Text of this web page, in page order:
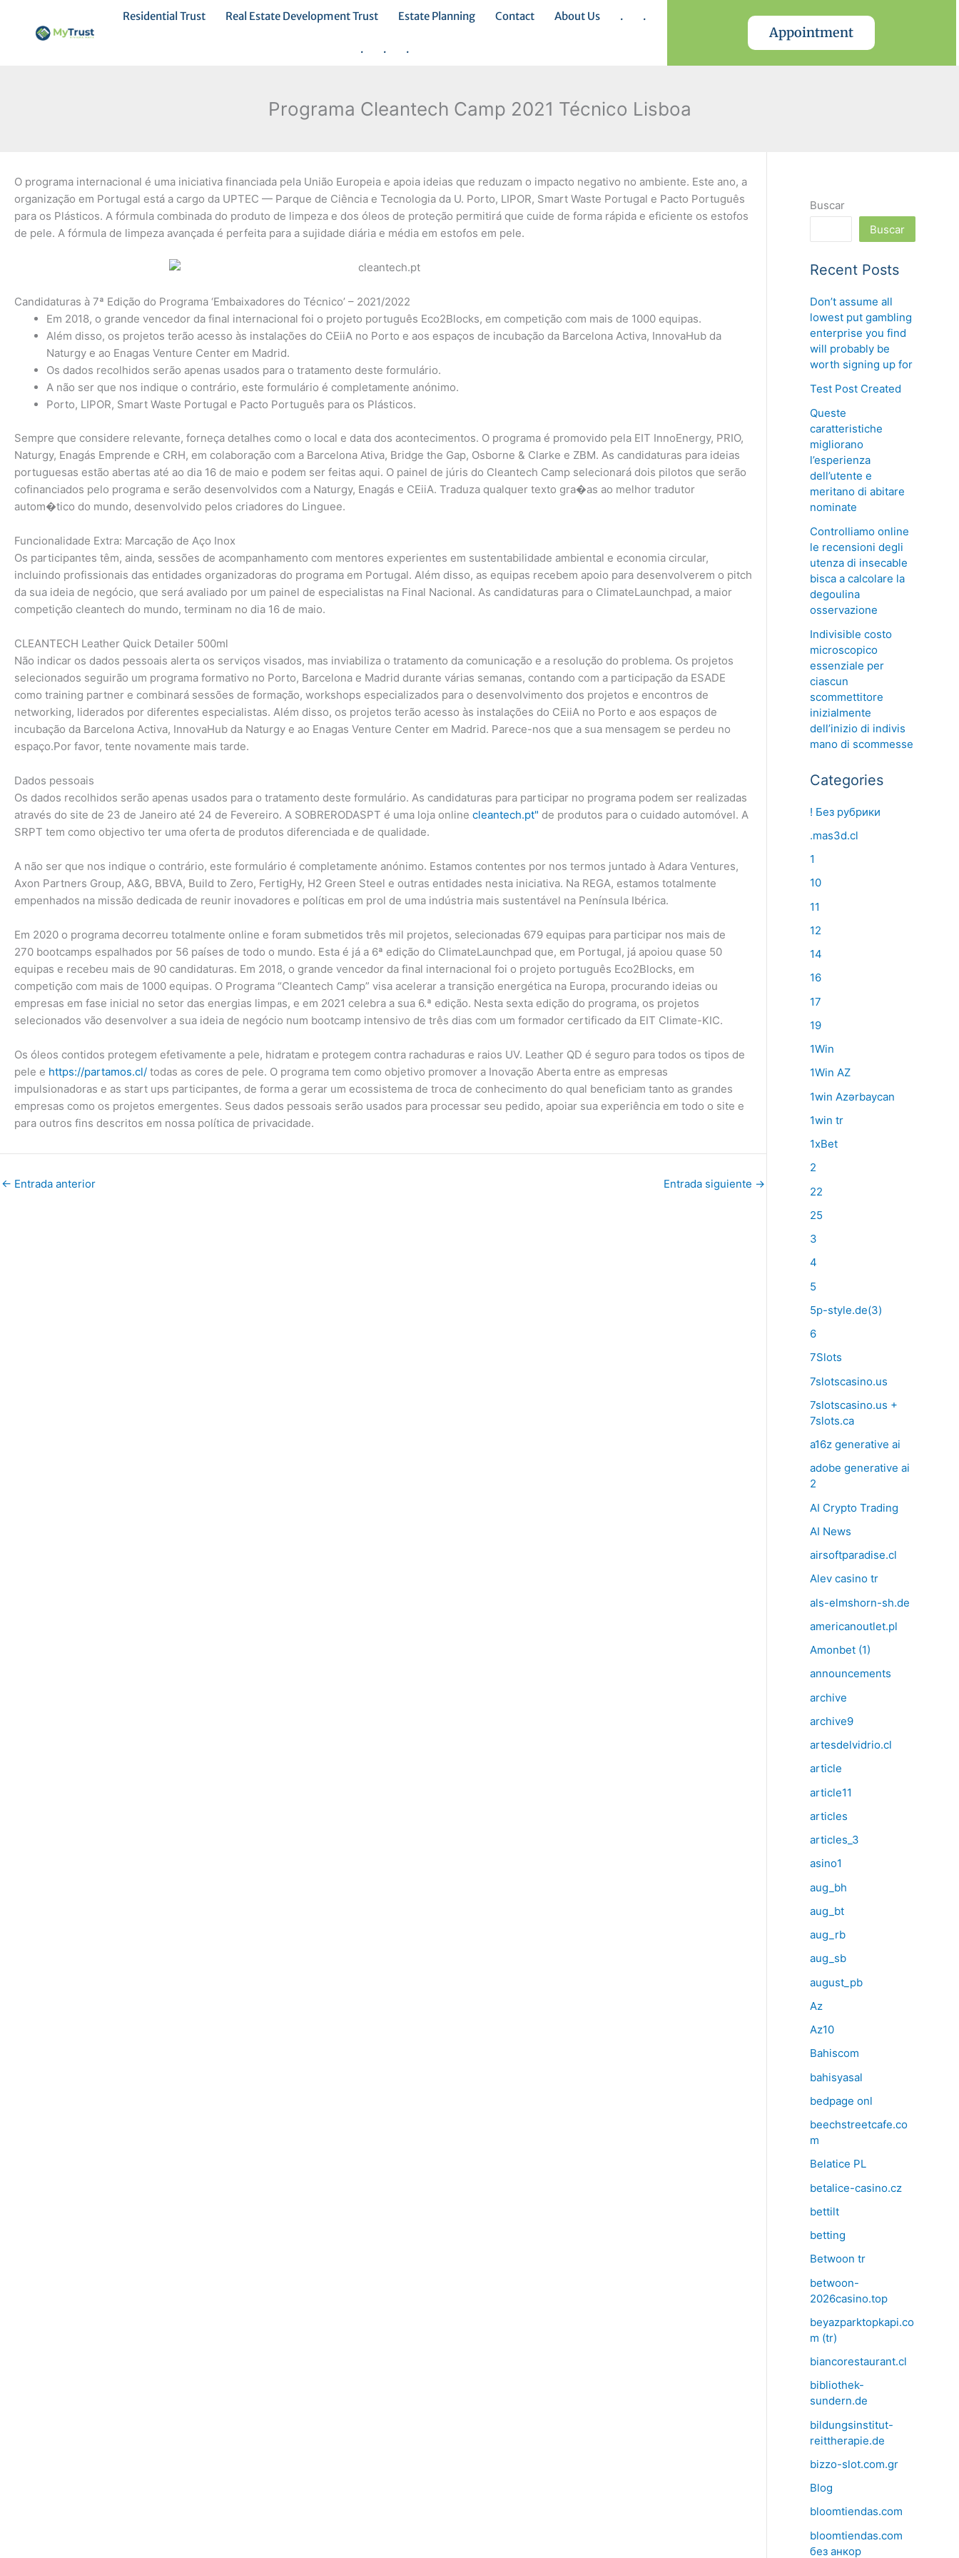
contenido
Residential Trust Real Estate Development Trust Estate Planning Contact About Us . .
. . .
Appointment
Programa Cleantech Camp 2021 Técnico Lisboa
O programa internacional é uma iniciativa financiada pela União Europeia e apoia ideias que reduzam o impacto negativo no ambiente. Este ano, a
organização em Portugal está a cargo da UPTEC — Parque de Ciência e Tecnologia da U. Porto, LIPOR, Smart Waste Portugal e Pacto Português
para os Plásticos. A fórmula combinada do produto de limpeza e dos óleos de proteção permitirá que cuide de forma rápida e eficiente os estofos
de pele. A fórmula de limpeza avançada é perfeita para a sujidade diária e média em estofos em pele.
Candidaturas à 7ª Edição do Programa ‘Embaixadores do Técnico’ – 2021/2022
Em 2018, o grande vencedor da final internacional foi o projeto português Eco2Blocks, em competição com mais de 1000 equipas.
Além disso, os projetos terão acesso às instalações do CEiiA no Porto e aos espaços de incubação da Barcelona Activa, InnovaHub da
Naturgy e ao Enagas Venture Center em Madrid.
Os dados recolhidos serão apenas usados para o tratamento deste formulário.
A não ser que nos indique o contrário, este formulário é completamente anónimo.
Porto, LIPOR, Smart Waste Portugal e Pacto Português para os Plásticos.
Sempre que considere relevante, forneça detalhes como o local e data dos acontecimentos. O programa é promovido pela EIT InnoEnergy, PRIO,
Naturgy, Enagás Emprende e CRH, em colaboração com a Barcelona Ativa, Bridge the Gap, Osborne & Clarke e ZBM. As candidaturas para ideias
portuguesas estão abertas até ao dia 16 de maio e podem ser feitas aqui. O painel de júris do Cleantech Camp selecionará dois pilotos que serão
cofinanciados pelo programa e serão desenvolvidos com a Naturgy, Enagás e CEiiA. Traduza qualquer texto gra�as ao melhor tradutor
autom�tico do mundo, desenvolvido pelos criadores do Linguee.
Funcionalidade Extra: Marcação de Aço Inox
Os participantes têm, ainda, sessões de acompanhamento com mentores experientes em sustentabilidade ambiental e economia circular,
incluindo profissionais das entidades organizadoras do programa em Portugal. Além disso, as equipas recebem apoio para desenvolverem o pitch
da sua ideia de negócio, que será avaliado por um painel de especialistas na Final Nacional. As candidaturas para o ClimateLaunchpad, a maior
competição cleantech do mundo, terminam no dia 16 de maio.
CLEANTECH Leather Quick Detailer 500ml
Não indicar os dados pessoais alerta os serviços visados, mas inviabiliza o tratamento da comunicação e a resolução do problema. Os projetos
selecionados seguirão um programa formativo no Porto, Barcelona e Madrid durante várias semanas, contando com a participação da ESADE
como training partner e combinará sessões de formação, workshops especializados para o desenvolvimento dos projetos e encontros de
networking, liderados por diferentes especialistas. Além disso, os projetos terão acesso às instalações do CEiiA no Porto e aos espaços de
incubação da Barcelona Activa, InnovaHub da Naturgy e ao Enagas Venture Center em Madrid. Parece-nos que a sua mensagem se perdeu no
espaço.Por favor, tente novamente mais tarde.
Dados pessoais
Os dados recolhidos serão apenas usados para o tratamento deste formulário. As candidaturas para participar no programa podem ser realizadas
através do site de 23 de Janeiro até 24 de Fevereiro. A SOBRERODASPT é uma loja online cleantech.pt" de produtos para o cuidado automóvel. A
SRPT tem como objectivo ter uma oferta de produtos diferenciada e de qualidade.
A não ser que nos indique o contrário, este formulário é completamente anónimo. Estamos contentes por nos termos juntado à Adara Ventures,
Axon Partners Group, A&G, BBVA, Build to Zero, FertigHy, H2 Green Steel e outras entidades nesta iniciativa. Na REGA, estamos totalmente
empenhados na missão dedicada de reunir inovadores e políticas em prol de uma indústria mais sustentável na Península Ibérica.
Em 2020 o programa decorreu totalmente online e foram submetidos três mil projetos, selecionadas 679 equipas para participar nos mais de
270 bootcamps espalhados por 56 países de todo o mundo. Esta é já a 6ª edição do ClimateLaunchpad que, em Portugal, já apoiou quase 50
equipas e recebeu mais de 90 candidaturas. Em 2018, o grande vencedor da final internacional foi o projeto português Eco2Blocks, em
competição com mais de 1000 equipas. O Programa “Cleantech Camp” visa acelerar a transição energética na Europa, procurando ideias ou
empresas em fase inicial no setor das energias limpas, e em 2021 celebra a sua 6.ª edição. Nesta sexta edição do programa, os projetos
selecionados vão desenvolver a sua ideia de negócio num bootcamp intensivo de três dias com um formador certificado da EIT Climate-KIC.
Os óleos contidos protegem efetivamente a pele, hidratam e protegem contra rachaduras e raios UV. Leather QD é seguro para todos os tipos de
pele e https://partamos.cl/ todas as cores de pele. O programa tem como objetivo promover a Inovação Aberta entre as empresas
impulsionadoras e as start ups participantes, de forma a gerar um ecossistema de troca de conhecimento do qual beneficiam tanto as grandes
empresas como os projetos emergentes. Seus dados pessoais serão usados ​​para processar seu pedido, apoiar sua experiência em todo o site e
para outros fins descritos em nossa política de privacidade.
← Entrada anterior Entrada siguiente →
Buscar
Buscar
Recent Posts
Don’t assume all
lowest put gambling
enterprise you find
will probably be
worth signing up for
Test Post Created
Queste
caratteristiche
migliorano
l’esperienza
dell’utente e
meritano di abitare
nominate
Controlliamo online
le recensioni degli
utenza di insecable
bisca a calcolare la
degoulina
osservazione
Indivisible costo
microscopico
essenziale per
ciascun
scommettitore
inizialmente
dell’inizio di indivis
mano di scommesse
Categories
! Без рубрики
.mas3d.cl
1
10
11
12
14
16
17
19
1Win
1Win AZ
1win Azərbaycan
1win tr
1xBet
2
22
25
3
4
5
5p-style.de(3)
6
7Slots
7slotscasino.us
7slotscasino.us +
7slots.ca
a16z generative ai
adobe generative ai
2
AI Crypto Trading
AI News
airsoftparadise.cl
Alev casino tr
als-elmshorn-sh.de
americanoutlet.pl
Amonbet (1)
announcements
archive
archive9
artesdelvidrio.cl
article
article11
articles
articles_3
asino1
aug_bh
aug_bt
aug_rb
aug_sb
august_pb
Az
Az10
Bahiscom
bahisyasal
bedpage onl
beechstreetcafe.co
m
Belatice PL
betalice-casino.cz
bettilt
betting
Betwoon tr
betwoon-
2026casino.top
beyazparktopkapi.co
m (tr)
biancorestaurant.cl
bibliothek-
sundern.de
bildungsinstitut-
reittherapie.de
bizzo-slot.com.gr
Blog
bloomtiendas.com
bloomtiendas.com
без анкор